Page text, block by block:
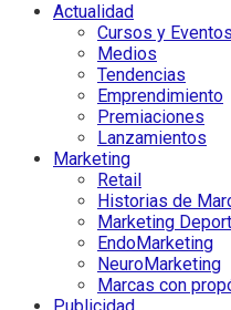
Actualidad
Cursos y Eventos
Medios
Tendencias
Emprendimiento
Premiaciones
Lanzamientos
Marketing
Retail
Historias de
Marketing
EndoMarketing
NeuroMarketing
Marcas con